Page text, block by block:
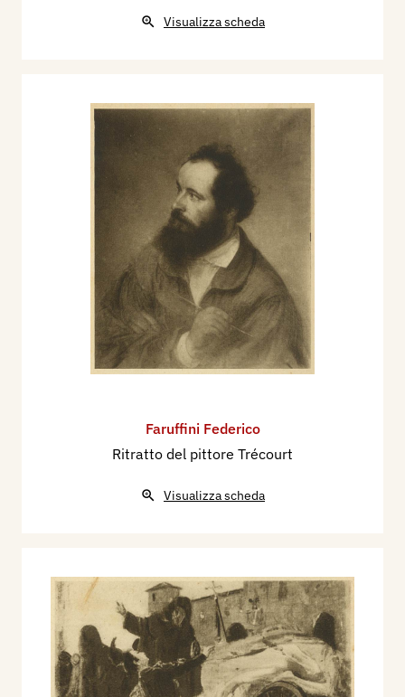
Visualizza scheda
Faruffini Federico
Ritratto del pittore Trécourt
Visualizza scheda